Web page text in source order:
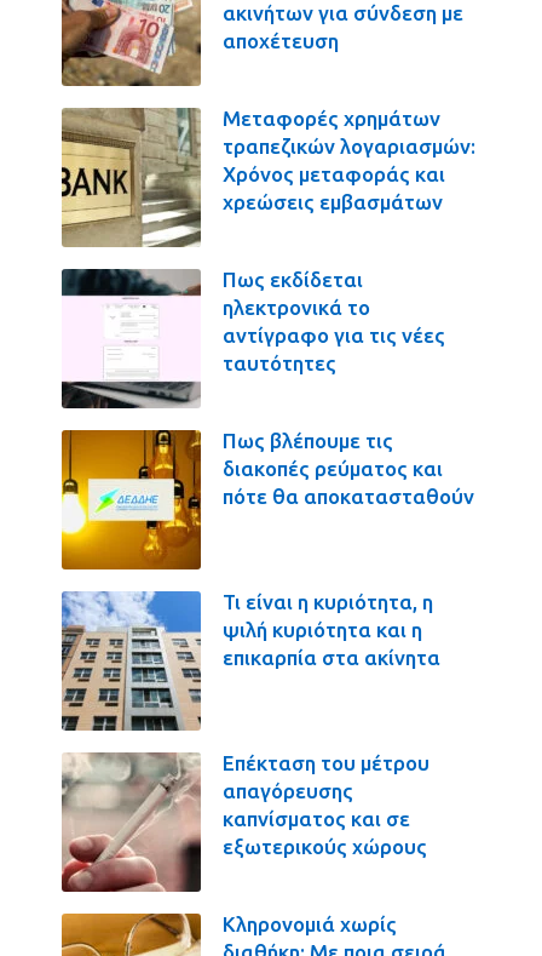
ακινήτων για σύνδεση με
αποχέτευση
Μεταφορές χρημάτων
τραπεζικών λογαριασμών:
Χρόνος μεταφοράς και
χρεώσεις εμβασμάτων
Πως εκδίδεται
ηλεκτρονικά το
αντίγραφο για τις νέες
ταυτότητες
Πως βλέπουμε τις
διακοπές ρεύματος και
πότε θα αποκατασταθούν
Τι είναι η κυριότητα, η
ψιλή κυριότητα και η
επικαρπία στα ακίνητα
Επέκταση του μέτρου
απαγόρευσης
καπνίσματος και σε
εξωτερικούς χώρους
Κληρονομιά χωρίς